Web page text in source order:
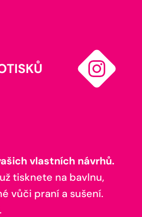
vlastních návrhů.
tisknete na bavlnu,
vůči praní a sušení.